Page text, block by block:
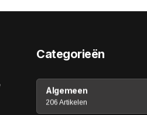
Categorieën
Algemeen
206 Artikelen